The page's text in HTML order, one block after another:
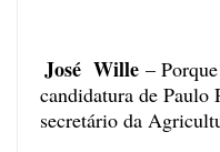
José Wille –
candidatura de Paulo
secretário da